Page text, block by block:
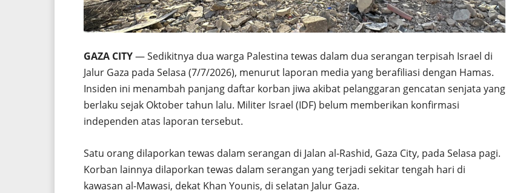
GAZA CITY— Sedikitnya dua warga Palestina tewas dalam dua serangan terpisah Israel di
Jalur Gaza pada Selasa (7/7/2026), menurut laporan media yang berafiliasi dengan Hamas.
Insiden ini menambah panjang daftar korban jiwa akibat pelanggaran gencatan senjata yang
berlaku sejak Oktober tahun lalu. Militer Israel (IDF) belum memberikan konfirmasi
independen atas laporan tersebut.
Satu orang dilaporkan tewas dalam serangan di Jalan al-Rashid, Gaza City, pada Selasa pagi.
Korban lainnya dilaporkan tewas dalam serangan yang terjadi sekitar tengah hari di
kawasan al-Mawasi, dekat Khan Younis, di selatan Jalur Gaza.